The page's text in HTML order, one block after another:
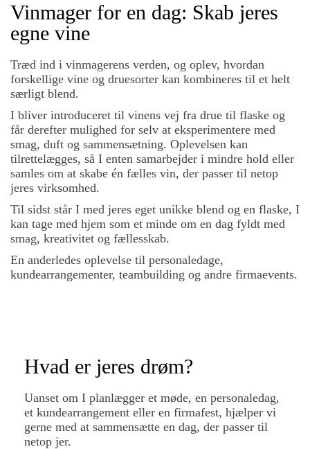
Vinmager for en dag: Skab jeres
egne vine
Træd ind i vinmagerens verden, og oplev, hvordan
forskellige vine og druesorter kan kombineres til et helt
særligt blend.
I bliver introduceret til vinens vej fra drue til flaske og
får derefter mulighed for selv at eksperimentere med
smag, duft og sammensætning. Oplevelsen kan
tilrettelægges, så I enten samarbejder i mindre hold eller
samles om at skabe én fælles vin, der passer til netop
jeres virksomhed.
Til sidst står I med jeres eget unikke blend og en flaske, I
kan tage med hjem som et minde om en dag fyldt med
smag, kreativitet og fællesskab.
En anderledes oplevelse til personaledage,
kundearrangementer, teambuilding og andre firmaevents.
Hvad er jeres drøm?
Uanset om I planlægger et møde, en personaledag,
et kundearrangement eller en firmafest, hjælper vi
gerne med at sammensætte en dag, der passer til
netop jer.